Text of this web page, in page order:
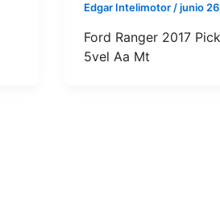
Edgar Intelimotor /junio
Ford Ranger 2017
5vel Aa Mt